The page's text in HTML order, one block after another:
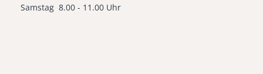
Samstag 8.00 - 11.00 Uhr